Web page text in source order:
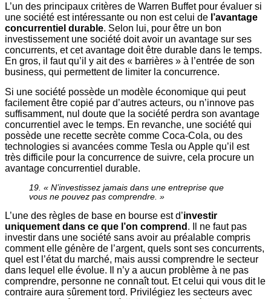
L’un des principaux critères de Warren Buffet pour évaluer si
une société est intéressante ou non est celui de l’avantage
concurrentiel durable. Selon lui, pour être un bon
investissement une société doit avoir un avantage sur ses
concurrents, et cet avantage doit être durable dans le temps.
En gros, il faut qu’il y ait des « barrières » à l’entrée de son
business, qui permettent de limiter la concurrence.
Si une société possède un modèle économique qui peut
facilement être copié par d’autres acteurs, ou n’innove pas
suffisamment, nul doute que la société perdra son avantage
concurrentiel avec le temps. En revanche, une société qui
possède une recette secrète comme Coca-Cola, ou des
technologies si avancées comme Tesla ou Apple qu’il est
très difficile pour la concurrence de suivre, cela procure un
avantage concurrentiel durable.
19. « N’investissez jamais dans une entreprise que
vous ne pouvez pas comprendre. »
L’une des règles de base en bourse est d’investir
uniquement dans ce que l’on comprend . Il ne faut pas
investir dans une société sans avoir au préalable compris
comment elle génère de l’argent, quels sont ses concurrents,
quel est l’état du marché, mais aussi comprendre le secteur
dans lequel elle évolue. Il n’y a aucun problème à ne pas
comprendre, personne ne connaît tout. Et celui qui vous dit le
contraire aura sûrement tord. Privilégiez les secteurs avec